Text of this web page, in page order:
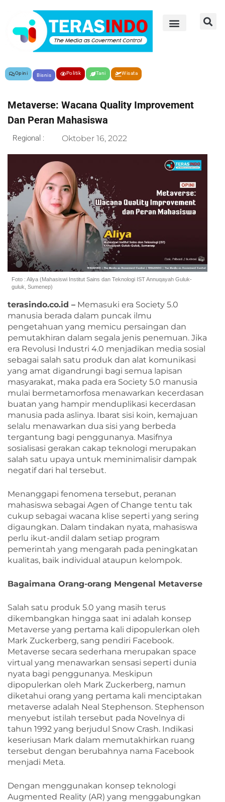
Opini Bisnis Politik Tani Wisata
Metaverse: Wacana Quality Improvement
Dan Peran Mahasiswa
Regional : Oktober 16, 2022
Foto : Aliya (Mahasiswi Institut Sains dan Teknologi IST Annuqayah Guluk-
guluk, Sumenep)
terasindo.co.id – Memasuki era Society 5.0
manusia berada dalam puncak ilmu
pengetahuan yang memicu persaingan dan
pemutakhiran dalam segala jenis penemuan. Jika
era Revolusi Industri 4.0 menjadikan media sosial
sebagai salah satu produk dan alat komunikasi
yang amat digandrungi bagi semua lapisan
masyarakat, maka pada era Society 5.0 manusia
mulai bermetamorfosa menawarkan kecerdasan
buatan yang hampir menduplikasi kecerdasan
manusia pada aslinya. Ibarat sisi koin, kemajuan
selalu menawarkan dua sisi yang berbeda
tergantung bagi penggunanya. Masifnya
sosialisasi gerakan cakap teknologi merupakan
salah satu upaya untuk meminimalisir dampak
negatif dari hal tersebut.
Menanggapi fenomena tersebut, peranan
mahasiswa sebagai Agen of Change tentu tak
cukup sebagai wacana klise seperti yang sering
digaungkan. Dalam tindakan nyata, mahasiswa
perlu ikut-andil dalam setiap program
pemerintah yang mengarah pada peningkatan
kualitas, baik individual ataupun kelompok.
Bagaimana Orang-orang Mengenal Metaverse
Salah satu produk 5.0 yang masih terus
dikembangkan hingga saat ini adalah konsep
Metaverse yang pertama kali dipopulerkan oleh
Mark Zuckerberg, sang pendiri Facebook.
Metaverse secara sederhana merupakan space
virtual yang menawarkan sensasi seperti dunia
nyata bagi penggunanya. Meskipun
dipopulerkan oleh Mark Zuckerberg, namun
diketahui orang yang pertama kali menciptakan
metaverse adalah Neal Stephenson. Stephenson
menyebut istilah tersebut pada Novelnya di
tahun 1992 yang berjudul Snow Crash. Indikasi
keseriusan Mark dalam memutakhirkan ruang
tersebut dengan berubahnya nama Facebook
menjadi Meta.
Dengan menggunakan konsep teknologi
Augmented Reality (AR) yang menggabungkan